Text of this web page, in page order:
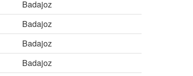
Badajoz
Badajoz
Badajoz
Badajoz